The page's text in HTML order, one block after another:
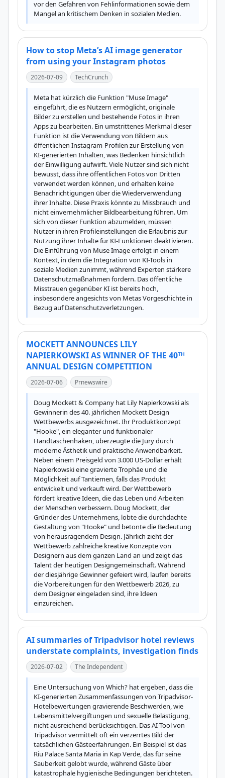
vor den Gefahren von Fehlinformationen sowie dem
Mangel an kritischem Denken in sozialen Medien.
How to stop Meta’s AI image generator
from using your Instagram photos
2026-07-09 TechCrunch
Meta hat kürzlich die Funktion "Muse Image"
eingeführt, die es Nutzern ermöglicht, originale
Bilder zu erstellen und bestehende Fotos in ihren
Apps zu bearbeiten. Ein umstrittenes Merkmal dieser
Funktion ist die Verwendung von Bildern aus
öffentlichen Instagram-Profilen zur Erstellung von
KI-generierten Inhalten, was Bedenken hinsichtlich
der Einwilligung aufwirft. Viele Nutzer sind sich nicht
bewusst, dass ihre öffentlichen Fotos von Dritten
verwendet werden können, und erhalten keine
Benachrichtigungen über die Wiederverwendung
ihrer Inhalte. Diese Praxis könnte zu Missbrauch und
nicht einvernehmlicher Bildbearbeitung führen. Um
sich von dieser Funktion abzumelden, müssen
Nutzer in ihren Profileinstellungen die Erlaubnis zur
Nutzung ihrer Inhalte für KI-Funktionen deaktivieren.
Die Einführung von Muse Image erfolgt in einem
Kontext, in dem die Integration von KI-Tools in
soziale Medien zunimmt, während Experten stärkere
Datenschutzmaßnahmen fordern. Das öffentliche
Misstrauen gegenüber KI ist bereits hoch,
insbesondere angesichts von Metas Vorgeschichte in
Bezug auf Datenschutzverletzungen.
MOCKETT ANNOUNCES LILY
NAPIERKOWSKI AS WINNER OF THE 40ᵀᴴ
ANNUAL DESIGN COMPETITION
2026-07-06 Prnewswire
Doug Mockett & Company hat Lily Napierkowski als
Gewinnerin des 40. jährlichen Mockett Design
Wettbewerbs ausgezeichnet. Ihr Produktkonzept
"Hooke", ein eleganter und funktionaler
Handtaschenhaken, überzeugte die Jury durch
moderne Ästhetik und praktische Anwendbarkeit.
Neben einem Preisgeld von 3.000 US-Dollar erhält
Napierkowski eine gravierte Trophäe und die
Möglichkeit auf Tantiemen, falls das Produkt
entwickelt und verkauft wird. Der Wettbewerb
fördert kreative Ideen, die das Leben und Arbeiten
der Menschen verbessern. Doug Mockett, der
Gründer des Unternehmens, lobte die durchdachte
Gestaltung von "Hooke" und betonte die Bedeutung
von herausragendem Design. Jährlich zieht der
Wettbewerb zahlreiche kreative Konzepte von
Designern aus dem ganzen Land an und zeigt das
Talent der heutigen Designgemeinschaft. Während
der diesjährige Gewinner gefeiert wird, laufen bereits
die Vorbereitungen für den Wettbewerb 2026, zu
dem Designer eingeladen sind, ihre Ideen
einzureichen.
AI summaries of Tripadvisor hotel reviews
understate complaints, investigation finds
2026-07-02 The Independent
Eine Untersuchung von Which? hat ergeben, dass die
KI-generierten Zusammenfassungen von Tripadvisor-
Hotelbewertungen gravierende Beschwerden, wie
Lebensmittelvergiftungen und sexuelle Belästigung,
nicht ausreichend berücksichtigen. Das AI-Tool von
Tripadvisor vermittelt oft ein verzerrtes Bild der
tatsächlichen Gästeerfahrungen. Ein Beispiel ist das
Riu Palace Santa Maria in Kap Verde, das für seine
Sauberkeit gelobt wurde, während Gäste über
katastrophale hygienische Bedingungen berichteten.